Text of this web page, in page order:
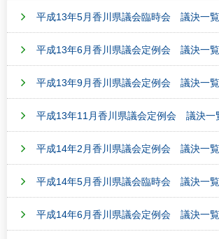
平成13年5月香川県議会臨時会 議決一覧
平成13年6月香川県議会定例会 議決一覧
平成13年9月香川県議会定例会 議決一覧
平成13年11月香川県議会定例会 議決一
平成14年2月香川県議会定例会 議決一覧
平成14年5月香川県議会臨時会 議決一覧
平成14年6月香川県議会定例会 議決一覧